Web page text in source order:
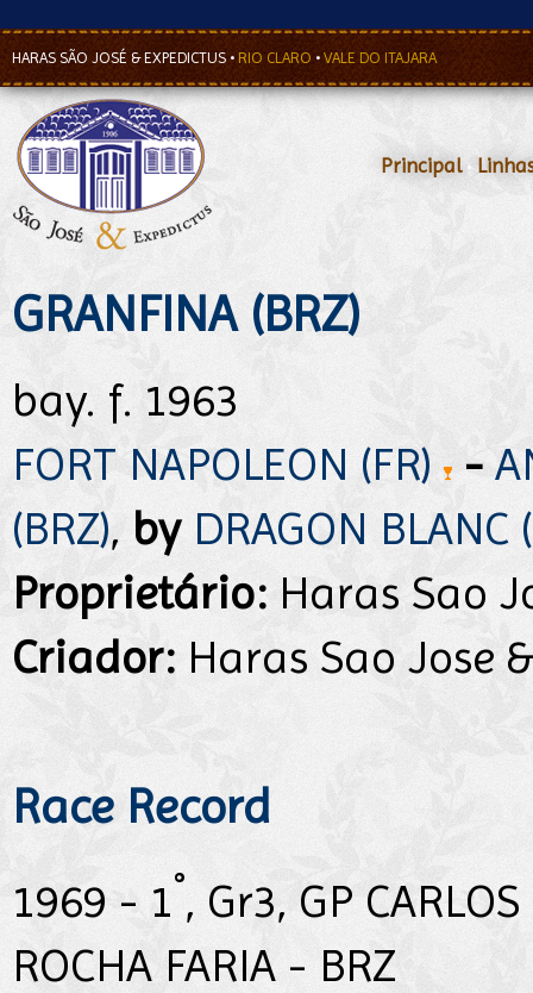
HARAS SÃO JOSÉ & EXPEDICTUS • RIO CLARO • VALE DO ITAJARA
Principal•
GRANFINA (BRZ)
bay. f. 1963
FORT NAPOLEON (FR)
-
(BRZ), by DRAGON BLANC
Proprietário: Haras Sao
Criador: Haras Sao Jose
Race Record
1969 - 1°, Gr3, GP
ROCHA FARIA - BRZ